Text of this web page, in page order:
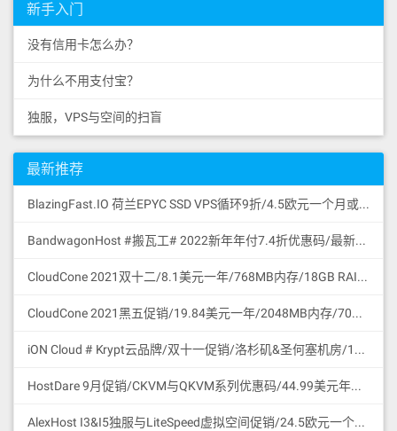
新手入门
没有信用卡怎么办？
为什么不用支付宝？
独服，VPS与空间的扫盲
最新推荐
BlazingFast.IO 荷兰EPYC SSD VPS循环9折/4.5欧元一个月或43.2欧元一年/1核/1GB/30GB SSD NVMe GEN4/无限流量100Mbps/DDoS保护/KVM/荷兰
BandwagonHost #搬瓦工# 2022新年年付7.4折优惠码/最新可访问官网地址更新/促销特价商品合集/支持微信与支付宝付款
CloudCone 2021双十二/8.1美元一年/768MB内存/18GB RAID10 HDD硬盘/2TB流量/1Gbps/KVM/洛杉矶/中国路由优化/支持支付宝付款
CloudCone 2021黑五促销/19.84美元一年/2048MB内存/70GB RAID10 HDD硬盘/4TB流量/1Gbps/KVM/洛杉矶/中国路由优化/支持支付宝付款
iON Cloud # Krypt云品牌/双十一促销/洛杉矶&圣何塞机房/11.11美元一个月或111.1美元一年/2核/2GB/60GB SSD/3TB流量/1Gbps端口/圣何塞/支持支付宝微信
HostDare 9月促销/CKVM与QKVM系列优惠码/44.99美元年付/756MB内存/35GB HDD/600GB流量/50Mbps/KVM/Cera线路CN2GIA与联通移动直连/支持支付宝微信支付
AlexHost I3&I5独服与LiteSpeed虚拟空间促销/24.5欧元一个月/Intel I3 CPU/4G DDR3/1TB SATA HDD/无限流量/共享1Gbps/DDoS保护/摩尔多瓦/无版权